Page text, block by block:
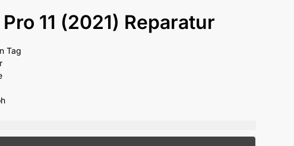
11 (2021) Reparatur
Tag